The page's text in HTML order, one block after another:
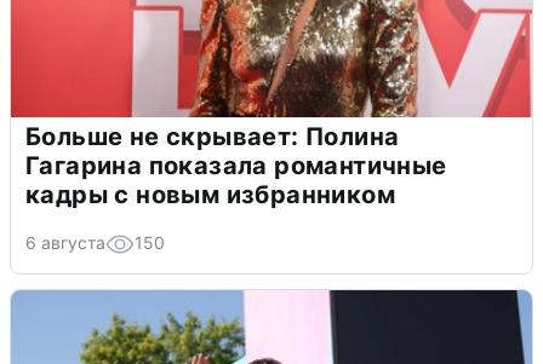
Больше не скрывает: Полина
Гагарина показала романтичные
кадры с новым избранником
6 августа 150